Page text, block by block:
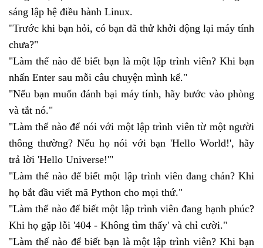
sáng lập hệ điều hành Linux.
"Trước khi bạn hỏi, có bạn đã thử khởi động lại máy tính
chưa?"
"Làm thế nào để biết bạn là một lập trình viên? Khi bạn
nhấn Enter sau mỗi câu chuyện mình kể."
"Nếu bạn muốn đánh bại máy tính, hãy bước vào phòng
và tắt nó."
"Làm thế nào để nói với một lập trình viên từ một người
thông thường? Nếu họ nói với bạn 'Hello World!', hãy
trả lời 'Hello Universe!'"
"Làm thế nào để biết một lập trình viên đang chán? Khi
họ bắt đầu viết mã Python cho mọi thứ."
"Làm thế nào để biết một lập trình viên đang hạnh phúc?
Khi họ gặp lỗi '404 - Không tìm thấy' và chỉ cười."
"Làm thế nào để biết bạn là một lập trình viên? Khi bạn